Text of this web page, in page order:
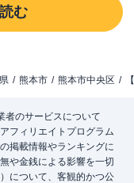
む
熊本市 熊本市中央区
者のサービスについて
フィリエイトプログラム
掲載情報やランキングに
や金銭による影響を一切
について、客観的かつ公